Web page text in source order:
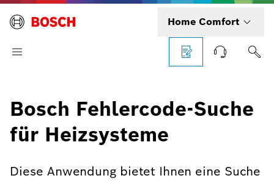
Home Comfort
Bosch Fehlercode-Suche
für Heizsysteme
Diese Anwendung bietet Ihnen eine Suche